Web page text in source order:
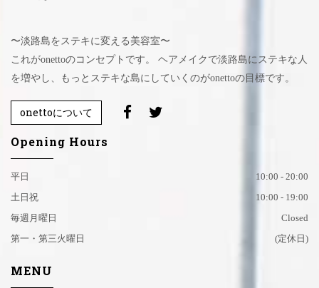
〜淡路島をステキに変える美容室〜
これがonettoのコンセプトです。 ヘアメイクで淡路島にステキな人
を増やし、もっとステキな島にしていくのがonettoの目標です。
onettoについて
Opening Hours
平日
10:00 - 20:00
土日祝
10:00 - 19:00
毎週月曜日
Closed
第一・第三火曜日
(定休日)
MENU